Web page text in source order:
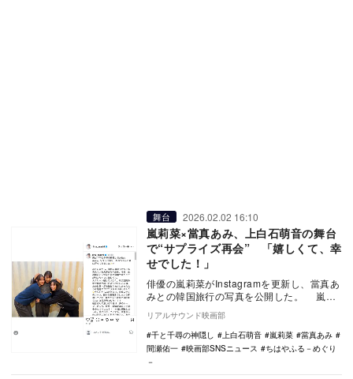
舞台 2026.02.02 16:10
嵐莉菜×當真あみ、上白石萌音の舞台
で“サプライズ再会” 「嬉しくて、幸
せでした！」
俳優の嵐莉菜がInstagramを更新し、當真あ
みとの韓国旅行の写真を公開した。 嵐は
「舞台『千と千尋の神隠し Spirit…
リアルサウンド映画部
千と千尋の神隠し
上白石萌音 嵐莉菜
當真あみ
間瀬佑一
映画部SNSニュース
ちはやふる－めぐり
－